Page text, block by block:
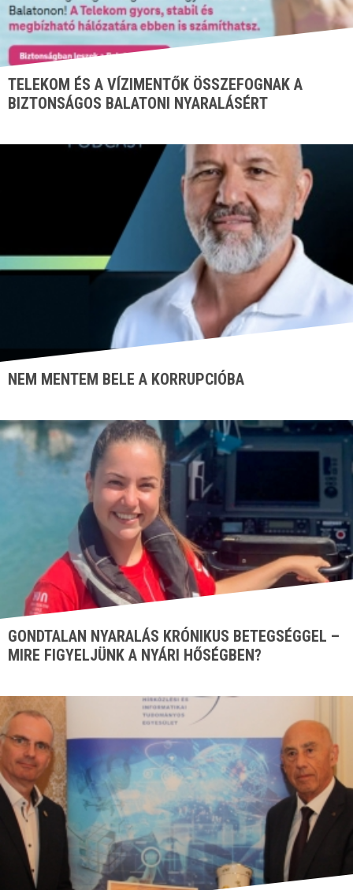
TELEKOM ÉS A VÍZIMENTŐK ÖSSZEFOGNAK A
BIZTONSÁGOS BALATONI NYARALÁSÉRT
NEM MENTEM BELE A KORRUPCIÓBA
GONDTALAN NYARALÁS KRÓNIKUS BETEGSÉGGEL –
MIRE FIGYELJÜNK A NYÁRI HŐSÉGBEN?